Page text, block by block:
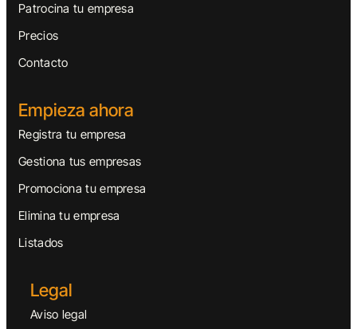
Patrocina tu empresa
Precios
Contacto
Empieza ahora
Registra tu empresa
Gestiona tus empresas
Promociona tu empresa
Elimina tu empresa
Listados
Legal
Aviso legal